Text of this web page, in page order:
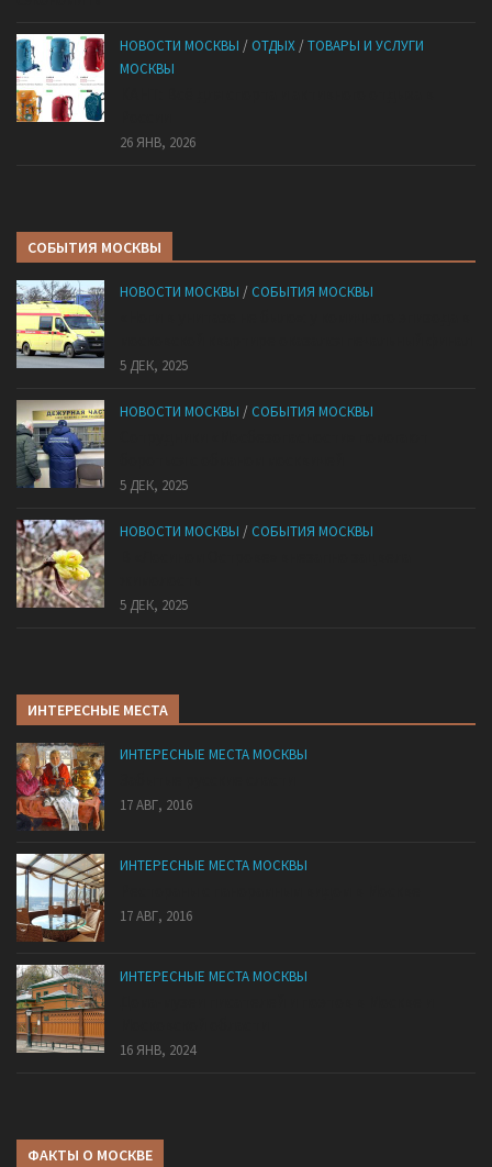
НОВОСТИ МОСКВЫ / ОТДЫХ /ТОВАРЫ И УСЛУГИ
МОСКВЫ
26 ЯНВ, 2026
СОБЫТИЯ МОСКВЫ
НОВОСТИ МОСКВЫ / СОБЫТИЯ МОСКВЫ
5 ДЕК, 2025
НОВОСТИ МОСКВЫ / СОБЫТИЯ МОСКВЫ
5 ДЕК, 2025
НОВОСТИ МОСКВЫ / СОБЫТИЯ МОСКВЫ
5 ДЕК, 2025
ИНТЕРЕСНЫЕ МЕСТА
ИНТЕРЕСНЫЕ МЕСТА МОСКВЫ
17 АВГ, 2016
ИНТЕРЕСНЫЕ МЕСТА МОСКВЫ
17 АВГ, 2016
ИНТЕРЕСНЫЕ МЕСТА МОСКВЫ
16 ЯНВ, 2024
ФАКТЫ О МОСКВЕ